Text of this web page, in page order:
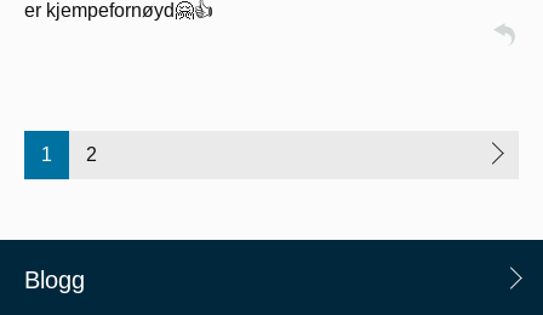
er kjempefornøyd🤗👍
1 2
Blogg